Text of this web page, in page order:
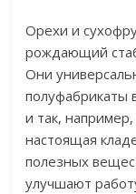
Орехи и
рождающий
Они
полуфабрикаты
и так,
настоящая
полезных
улучшают